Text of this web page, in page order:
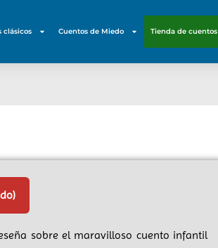
clásicos Cuentos de Miedo Tienda de cuentos
sobre el maravilloso cuento infantil